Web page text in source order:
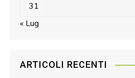
31
« Lug
ARTICOLI RECENTI